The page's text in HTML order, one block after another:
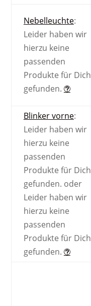
Nebel­leuchte:
Leider haben wir
hierzu keine
passenden
Produkte für Dich
gefunden.
Blinker vorne:
Leider haben wir
hierzu keine
passenden
Produkte für Dich
gefunden. oder
Leider haben wir
hierzu keine
passenden
Produkte für Dich
gefunden.